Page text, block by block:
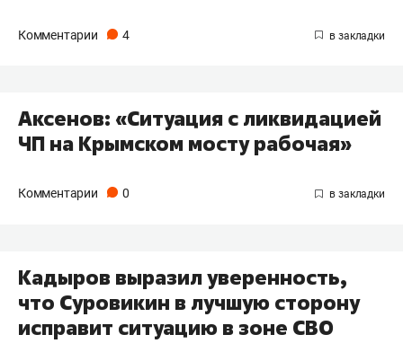
Комментарии 4
Аксенов: «Ситуация с ликвидацией
ЧП на Крымском мосту рабочая»
Комментарии 0
Кадыров выразил уверенность,
что Суровикин в лучшую сторону
исправит ситуацию в зоне СВО